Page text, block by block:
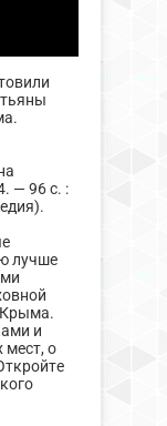
— 96 с. :
лучше
Крыма.
и
о